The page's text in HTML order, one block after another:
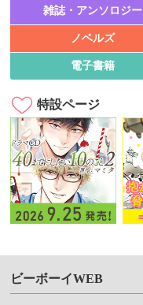
雑誌・アンソロジー
ノベルズ
電子書籍
特設ページ
ビーボーイWEB